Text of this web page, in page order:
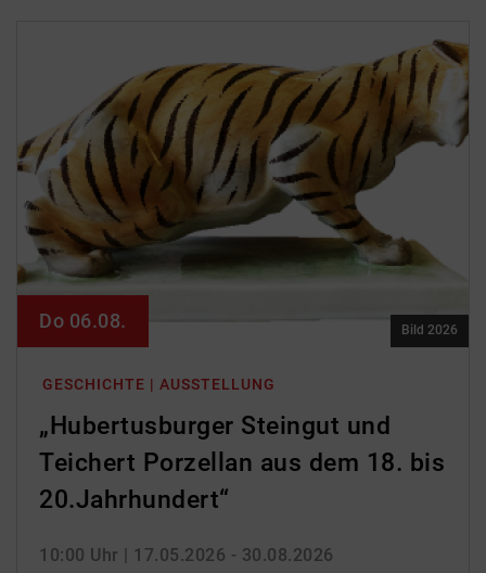
GESCHICHTE | AUSSTELLUNG
„Hubertusburger Steingut und
Teichert Porzellan aus dem 18. bis
20.Jahrhundert“
10:00 Uhr | 17.05.2026 - 30.08.2026
Do 06.08. Bild 2026